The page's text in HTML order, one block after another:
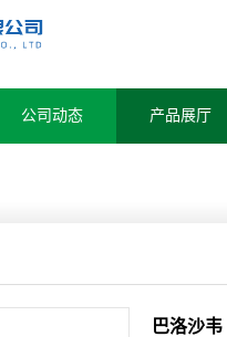
公司动态 产品展厅
巴洛沙韦